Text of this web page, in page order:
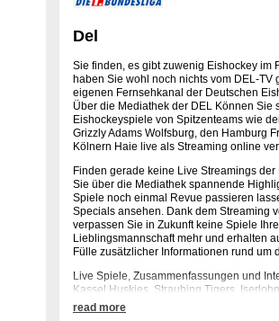
Del
Sie finden, es gibt zuwenig Eishockey im
haben Sie wohl noch nichts vom DEL-TV
eigenen Fernsehkanal der Deutschen
Über die Mediathek der DEL Können Sie
Eishockeyspiele von Spitzenteams wie
Grizzly Adams Wolfsburg, den Hamburg
Kölnern Haie live als Streaming online
Finden gerade keine Live Streamings der
Sie über die Mediathek spannende
Spiele noch einmal Revue passieren
Specials ansehen. Dank dem Streaming
verpassen Sie in Zukunft keine Spiele
Lieblingsmannschaft mehr und erhalten
Fülle zusätzlicher Informationen rund
Live Spiele, Zusammenfassungen und
Kassel Huskies, Straubing Tigers,
Tags: dell, del, deliveroo, delonghi, delta,
read more